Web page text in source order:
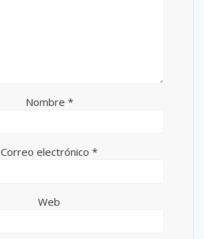
Nombre *
Correo electrónico *
Web